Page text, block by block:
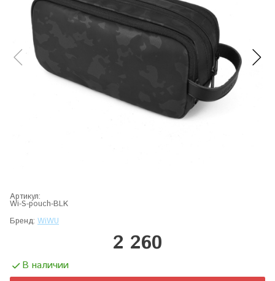
Артикул:
Wi-S-pouch-BLK
Бренд: WiWU
2 260
В наличии